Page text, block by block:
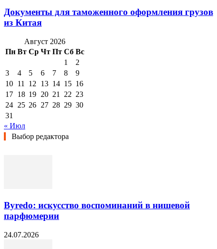
Документы для таможенного оформления грузов
из Китая
Август 2026
Пн Вт Ср Чт Пт Сб Вс
1
2
3
4 5 6 7 8
9
10 11 12 13 14 15 16
17 18 19 20 21 22 23
24 25 26 27 28 29 30
31
« Июл
Выбор редактора
Byredo: искусство воспоминаний в нишевой
парфюмерии
24.07.2026